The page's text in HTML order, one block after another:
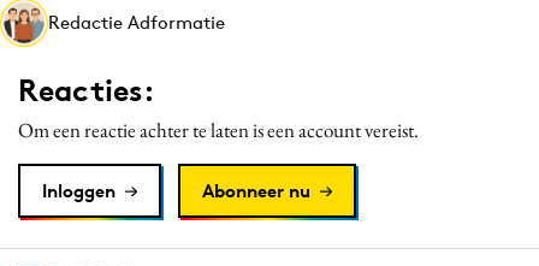
Media
Merkstrategie
Programmatic
Purpose Marketing
Reputatie & crisis
Redactie Adformatie
Reacties:
Om een reactie achter te laten is een account vereist.
Inloggen Abonneer nu